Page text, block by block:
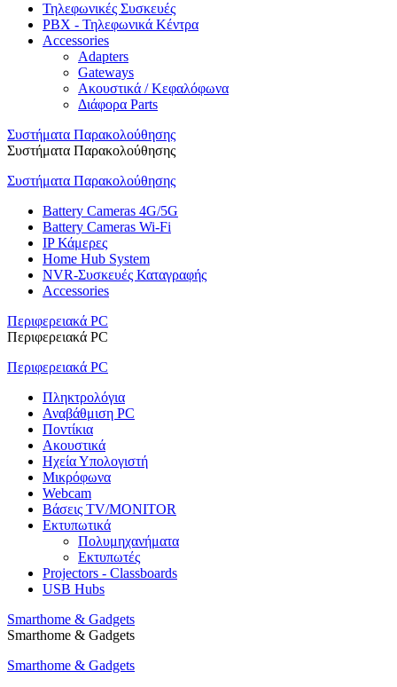
Τηλεφωνικές Συσκευές
PBX - Τηλεφωνικά Κέντρα
Accessories
Adapters
Gateways
Ακουστικά / Κεφαλόφωνα
Διάφορα Parts
Συστήματα Παρακολούθησης
Συστήματα Παρακολούθησης
Συστήματα Παρακολούθησης
Battery Cameras 4G/5G
Battery Cameras Wi-Fi
IP Κάμερες
Home Hub System
NVR-Συσκευές Καταγραφής
Accessories
Περιφερειακά PC
Περιφερειακά PC
Περιφερειακά PC
Πληκτρολόγια
Αναβάθμιση PC
Ποντίκια
Ακουστικά
Ηχεία Υπολογιστή
Μικρόφωνα
Webcam
Βάσεις TV/MONITOR
Εκτυπωτικά
Πολυμηχανήματα
Εκτυπωτές
Projectors - Classboards
USB Hubs
Smarthome & Gadgets
Smarthome & Gadgets
Smarthome & Gadgets